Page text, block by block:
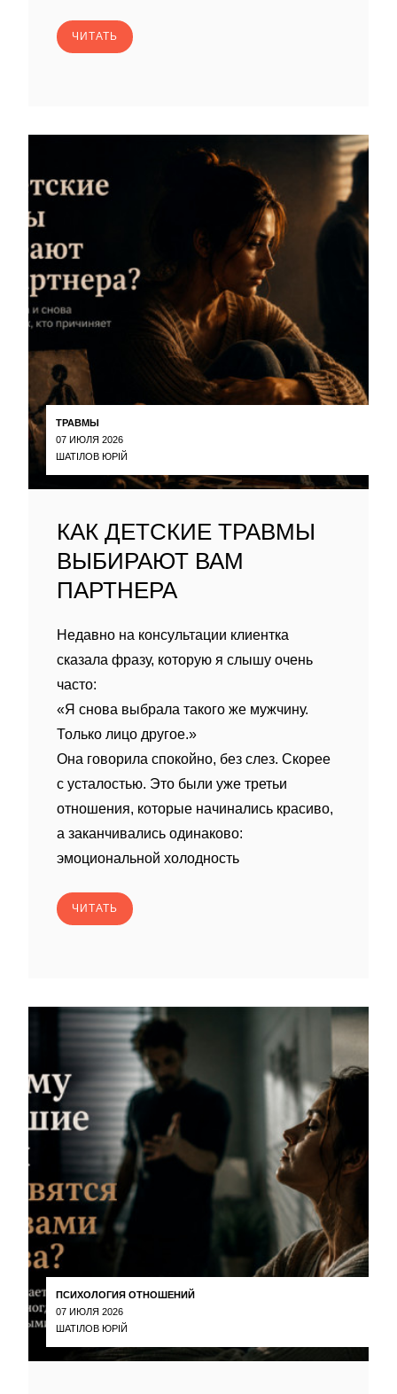
ЧИТАТЬ
ТРАВМЫ
07 ИЮЛЯ 2026
ШАТІЛОВ ЮРІЙ
КАК ДЕТСКИЕ ТРАВМЫ
ВЫБИРАЮТ ВАМ
ПАРТНЕРА
Недавно на консультации клиентка
сказала фразу, которую я слышу очень
часто:
«Я снова выбрала такого же мужчину.
Только лицо другое.»
Она говорила спокойно, без слез. Скорее
с усталостью. Это были уже третьи
отношения, которые начинались красиво,
а заканчивались одинаково:
эмоциональной холодность
ЧИТАТЬ
ПСИХОЛОГИЯ ОТНОШЕНИЙ
07 ИЮЛЯ 2026
ШАТІЛОВ ЮРІЙ